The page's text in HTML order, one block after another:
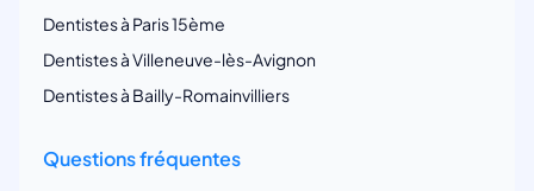
Dentistes à Paris 15ème
Dentistes à Villeneuve-lès-Avignon
Dentistes à Bailly-Romainvilliers
Questions fréquentes